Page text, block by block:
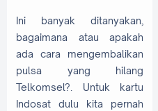
Ini banyak ditanyakan,
bagaimana atau apakah
ada cara mengembalikan
pulsa yang hilang
Telkomsel?. Untuk kartu
Indosat dulu kita pernah